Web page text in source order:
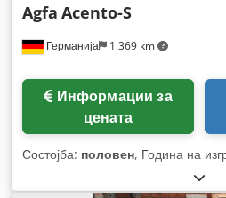
Германија 1.369 km
Agfa Acento-S
цената
Состојба: половен, Година на